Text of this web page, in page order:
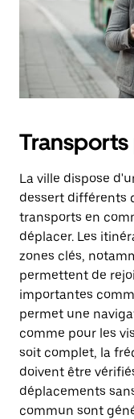
La ville dispose
dessert différents
transports en
déplacer. Les
zones clés,
permettent de
importantes
permet une
comme pour les
soit complet, la
doivent être
déplacements
commun sont